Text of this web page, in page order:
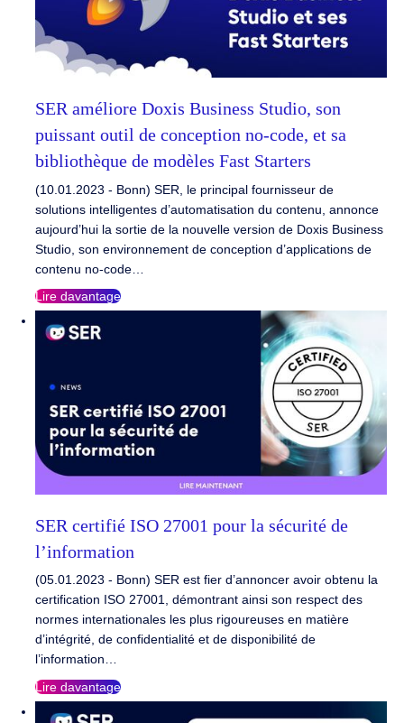
SER améliore Doxis Business Studio, son
puissant outil de conception no-code, et sa
bibliothèque de modèles Fast Starters
(10.01.2023 - Bonn) SER, le principal fournisseur de
solutions intelligentes d’automatisation du contenu, annonce
aujourd’hui la sortie de la nouvelle version de Doxis Business
Studio, son environnement de conception d’applications de
contenu no-code…
Lire davantage
SER certifié ISO 27001 pour la sécurité de
l’information
(05.01.2023 - Bonn) SER est fier d’annoncer avoir obtenu la
certification ISO 27001, démontrant ainsi son respect des
normes internationales les plus rigoureuses en matière
d’intégrité, de confidentialité et de disponibilité de
l’information…
Lire davantage